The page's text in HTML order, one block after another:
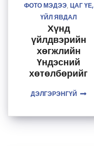
ФОТО МЭДЭЭ ЦАГ ҮЕ,
ҮЙЛ ЯВДАЛ
Хүнд
үйлдвэрийн
хөгжлийн
Үндэсний
хөтөлбөрийг
арга
төлөвлөгөө
ДЭЛГЭРЭНГҮЙ